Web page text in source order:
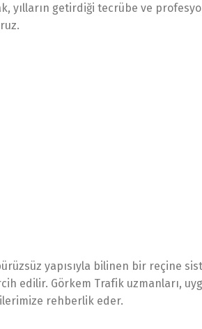
getirdiği tecrübe ve
yapısıyla bilinen bir reçine
edilir. Görkem Trafik uzmanları,
rehberlik eder.